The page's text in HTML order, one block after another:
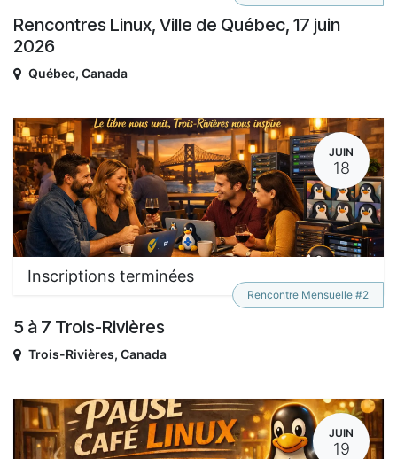
Rencontres Linux, Ville de Québec, 17 juin
2026
Québec, Canada
JUIN
18
Inscriptions terminées
5 à 7 Trois-Rivières
Rencontre Mensuelle #2
Trois-Rivières, Canada
JUIN
19